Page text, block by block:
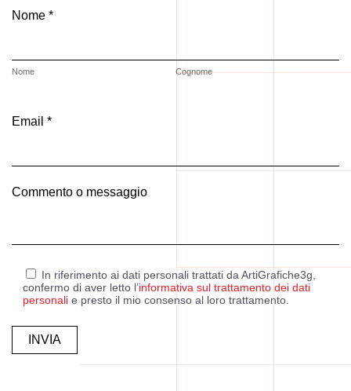
Nome *
Nome Cognome
Email *
Commento o messaggio
In riferimento ai dati personali trattati da ArtiGrafiche3g,
confermo di aver letto l’informativa sul trattamento dei dati
personali e presto il mio consenso al loro trattamento.